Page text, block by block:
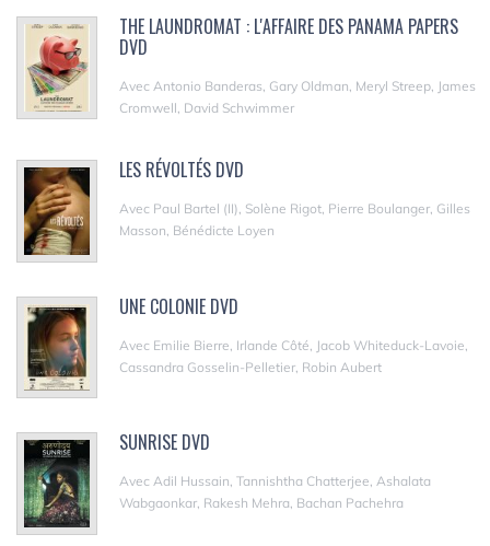
THE LAUNDROMAT : L'AFFAIRE DES PANAMA PAPERS
DVD
Avec Antonio Banderas, Gary Oldman, Meryl Streep, James
Cromwell, David Schwimmer
LES RÉVOLTÉS DVD
Avec Paul Bartel (II), Solène Rigot, Pierre Boulanger, Gilles
Masson, Bénédicte Loyen
UNE COLONIE DVD
Avec Emilie Bierre, Irlande Côté, Jacob Whiteduck-Lavoie,
Cassandra Gosselin-Pelletier, Robin Aubert
SUNRISE DVD
Avec Adil Hussain, Tannishtha Chatterjee, Ashalata
Wabgaonkar, Rakesh Mehra, Bachan Pachehra